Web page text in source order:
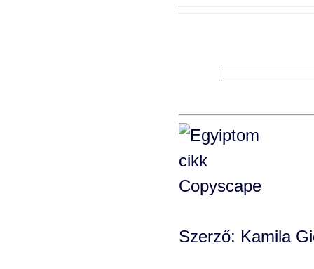
Szerző: Kamila